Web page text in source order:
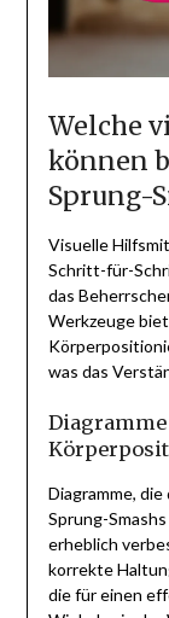
Welche
können
Sprung-
Visuelle
Schritt-für-
das
Werkzeuge
was das
Diagramme,
Sprung-
erheblich
korrekte
die für einen